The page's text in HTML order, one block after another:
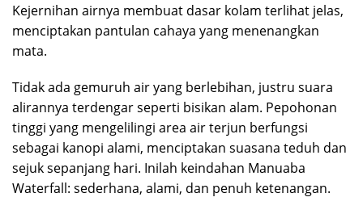
Kejernihan airnya membuat dasar kolam terlihat jelas,
menciptakan pantulan cahaya yang menenangkan
mata.
Tidak ada gemuruh air yang berlebihan, justru suara
alirannya terdengar seperti bisikan alam. Pepohonan
tinggi yang mengelilingi area air terjun berfungsi
sebagai kanopi alami, menciptakan suasana teduh dan
sejuk sepanjang hari. Inilah keindahan Manuaba
Waterfall: sederhana, alami, dan penuh ketenangan.